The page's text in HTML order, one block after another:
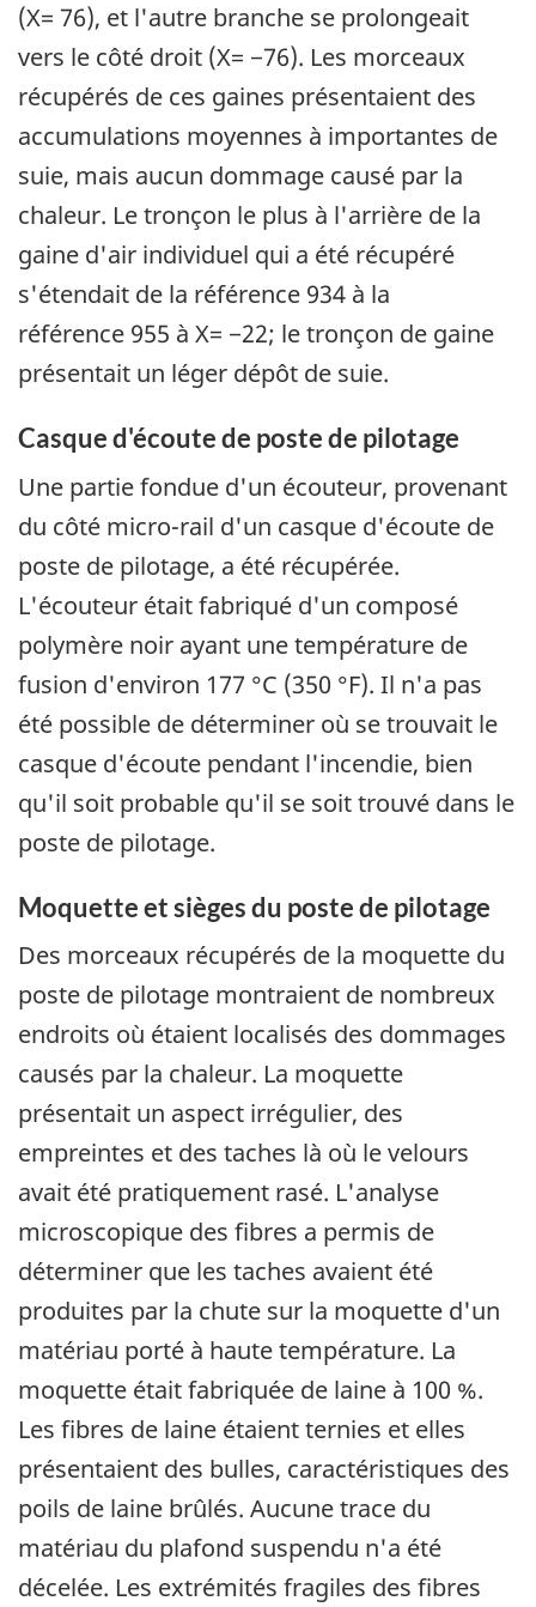
(X= 76), et l'autre branche se prolongeait
vers le côté droit (X= −76). Les morceaux
récupérés de ces gaines présentaient des
accumulations moyennes à importantes de
suie, mais aucun dommage causé par la
chaleur. Le tronçon le plus à l'arrière de la
gaine d'air individuel qui a été récupéré
s'étendait de la référence 934 à la
référence 955 à X= −22; le tronçon de gaine
présentait un léger dépôt de suie.
Casque d'écoute de poste de pilotage
Une partie fondue d'un écouteur, provenant
du côté micro-rail d'un casque d'écoute de
poste de pilotage, a été récupérée.
L'écouteur était fabriqué d'un composé
polymère noir ayant une température de
fusion d'environ 177 °C (350 °F). Il n'a pas
été possible de déterminer où se trouvait le
casque d'écoute pendant l'incendie, bien
qu'il soit probable qu'il se soit trouvé dans le
poste de pilotage.
Moquette et sièges du poste de pilotage
Des morceaux récupérés de la moquette du
poste de pilotage montraient de nombreux
endroits où étaient localisés des dommages
causés par la chaleur. La moquette
présentait un aspect irrégulier, des
empreintes et des taches là où le velours
avait été pratiquement rasé. L'analyse
microscopique des fibres a permis de
déterminer que les taches avaient été
produites par la chute sur la moquette d'un
matériau porté à haute température. La
moquette était fabriquée de laine à 100 %.
Les fibres de laine étaient ternies et elles
présentaient des bulles, caractéristiques des
poils de laine brûlés. Aucune trace du
matériau du plafond suspendu n'a été
décelée. Les extrémités fragiles des fibres